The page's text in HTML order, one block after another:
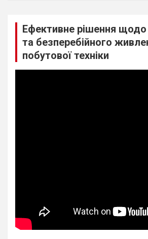
Ефективне рішення щодо
та безперебійного
побутової техніки